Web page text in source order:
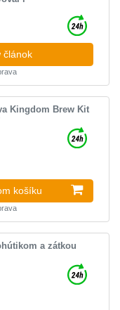
článok
Kingdom Brew Kit
košíku
a zátkou